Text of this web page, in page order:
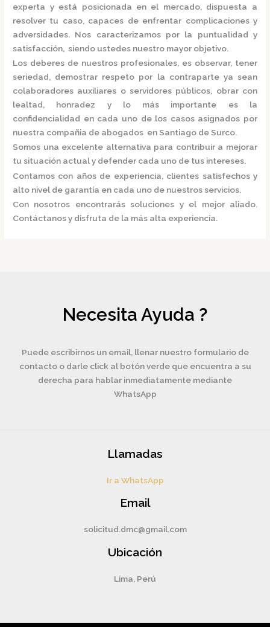
experta y está posicionada en el mercado, dispuesta a
resolver tu caso, capaces de enfrentar complicaciones y
adversidades. Nos caracterizamos por la puntualidad y
satisfacción, siendo ustedes nuestro mayor objetivo.
Los deberes de nuestros profesionales, es observar, tener
seriedad, demostrar respeto por la contraparte ya sean
colaboradores auxiliares o servidores públicos, obrar con
lealtad, honradez y lo más importante es la
confidencialidad en cada uno de los casos asignados por
nuestra compañia de abogados en Santiago de Surco.
Somos una excelente alternativa para contribuir a mejorar
tu situación actual y defender cada uno de tus intereses.
Contamos con años de experiencia, clientes satisfechos y
alto nivel de garantía en cada uno de nuestros servicios.
Con nosotros encontrarás soluciones y el mejor aliado.
Contáctanos y disfruta de la más alta experiencia.
Necesita Ayuda ?
Puede escribirnos un email, llenar nuestro formulario de
contacto o darle click al botón verde que encuentra a su
derecha para hablar inmediatamente mediante
WhatsApp
Llamadas
Ir a WhatsApp
Email
solicitud.dmc@gmail.com
Ubicación
Lima, Perú